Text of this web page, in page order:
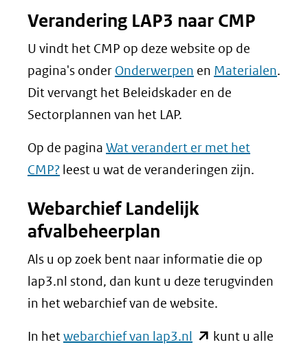
Verandering LAP3 naar CMP
U vindt het CMP op deze website op de
pagina's onder Onderwerpen en Materialen.
Dit vervangt het Beleidskader en de
Sectorplannen van het LAP.
Op de pagina Wat verandert er met het
CMP? leest u wat de veranderingen zijn.
Webarchief Landelijk
afvalbeheerplan
Als u op zoek bent naar informatie die op
lap3.nl stond, dan kunt u deze terugvinden
in het webarchief van de website.
In hetwebarchief van lap3.nl (opentkunt u alle